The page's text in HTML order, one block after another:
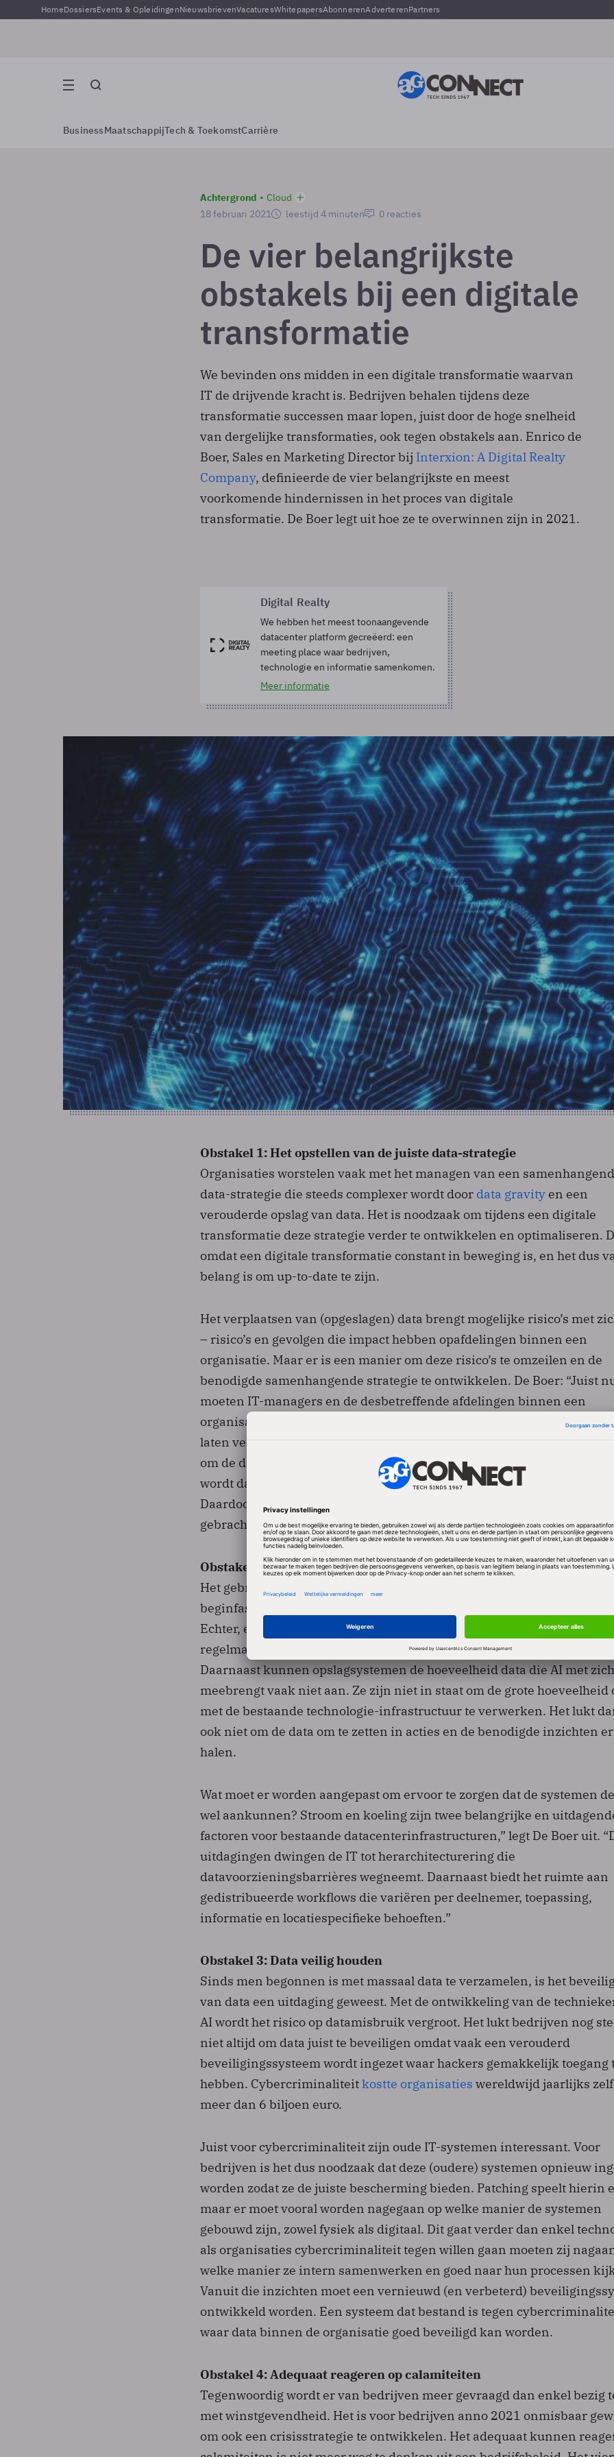
HomeDossiersEvents & OpleidingenNieuwsbrievenVacaturesWhitepapersAbonnerenAdverterenPartners
BusinessMaatschappijTech & ToekomstCarrière
Achtergrond
Cloud
18 februari 2021
leestijd 4 minuten 0 reacties
De vier belangrijkste
obstakels bij een digitale
transformatie
We bevinden ons midden in een digitale transformatie waarvan
IT de drijvende kracht is. Bedrijven behalen tijdens deze
transformatie successen maar lopen, juist door de hoge snelheid
van dergelijke transformaties, ook tegen obstakels aan. Enrico de
Boer, Sales en Marketing Director bij Interxion: A Digital Realty
Company, definieerde de vier belangrijkste en meest
voorkomende hindernissen in het proces van digitale
transformatie. De Boer legt uit hoe ze te overwinnen zijn in 2021.
Digital Realty
We hebben het meest toonaangevende
datacenter platform gecreëerd: een
meeting place waar bedrijven,
technologie en informatie samenkomen.
Meer informatie
Obstakel 1: Het opstellen van de juiste data-strategie
Organisaties worstelen vaak met het managen van een
data-strategie die steeds complexer wordt door data gravityen een
verouderde opslag van data. Het is noodzaak om tijdens een digitale
transformatie deze strategie verder te ontwikkelen en optimaliseren.
omdat een digitale transformatie constant in beweging is, en het dus
belang is om up-to-date te zijn.
Het verplaatsen van (opgeslagen) data brengt mogelijke risico’s met
– risico’s en gevolgen die impact hebben opafdelingen binnen een
organisatie. Maar er is een manier om deze risico’s te omzeilen en de
benodigde samenhangende strategie te ontwikkelen. De Boer: “Juist
moeten IT-managers en de desbetreffende afdelingen binnen een
organisatie de handen ineen slaan. Samen kunnen ze de transitie
laten verlopen” Een succesvolle interne samenwerking is van groot
om de digitale transformatie te laten slagen, aangezien er zo voor
wordt dat iedereen op de hoogte is van ontwikkelingen binnen een
Daardoor kunnen bepaalde risico’s per afdeling beter in kaart worden
gebracht.
Obstakel 2: De verwerking en opslag van grotere hoeveelheden data
Het gebruik van AI (artificial intelligence) door bedrijven is inmiddels
beginfase en klaar voor de volgende stap: de daadwerkelijke productie.
Echter, er ontstaan ook uitdagingen tijdens deze fase. Bedrijven
regelmatig met een gebrek aan AI-vaardigheden binnen hun teams.
Daarnaast kunnen opslagsystemen de hoeveelheid data die AI met zich
meebrengt vaak niet aan. Ze zijn niet in staat om de grote hoeveelheid
met de bestaande technologie-infrastructuur te verwerken. Het lukt
ook niet om de data om te zetten in acties en de benodigde inzichten
halen.
Wat moet er worden aangepast om ervoor te zorgen dat de systemen
wel aankunnen? Stroom en koeling zijn twee belangrijke en
factoren voor bestaande datacenterinfrastructuren,” legt De Boer uit.
uitdagingen dwingen de IT tot herarchitecturering die
datavoorzieningsbarrières wegneemt. Daarnaast biedt het ruimte aan
gedistribueerde workflows die variëren per deelnemer, toepassing,
informatie en locatiespecifieke behoeften.”
Obstakel 3: Data veilig houden
Sinds men begonnen is met massaal data te verzamelen, is het
van data een uitdaging geweest. Met de ontwikkeling van de
AI wordt het risico op datamisbruik vergroot. Het lukt bedrijven nog
niet altijd om data juist te beveiligen omdat vaak een verouderd
beveiligingssysteem wordt ingezet waar hackers gemakkelijk toegang
hebben. Cybercriminaliteitkostte organisaties wereldwijd jaarlijks
meer dan 6 biljoen euro.
Juist voor cybercriminaliteit zijn oude IT-systemen interessant. Voor
bedrijven is het dus noodzaak dat deze (oudere) systemen opnieuw
worden zodat ze de juiste bescherming bieden. Patching speelt hierin
maar er moet vooral worden nagegaan op welke manier de systemen
gebouwd zijn, zowel fysiek als digitaal. Dit gaat verder dan enkel
als organisaties cybercriminaliteit tegen willen gaan moeten zij
welke manier ze intern samenwerken en goed naar hun processen
Vanuit die inzichten moet een vernieuwd (en verbeterd)
ontwikkeld worden. Een systeem dat bestand is tegen
waar data binnen de organisatie goed beveiligd kan worden.
Obstakel 4: Adequaat reageren op calamiteiten
Tegenwoordig wordt er van bedrijven meer gevraagd dan enkel bezig
met winstgevendheid. Het is voor bedrijven anno 2021 onmisbaar
om ook een crisisstrategie te ontwikkelen. Het adequaat kunnen